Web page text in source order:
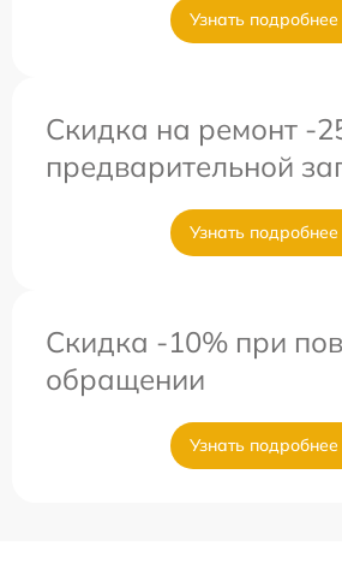
Узнать подробнее
Скидка на ремонт -
предварительной
Узнать подробнее
Скидка -10% при
обращении
Узнать подробнее